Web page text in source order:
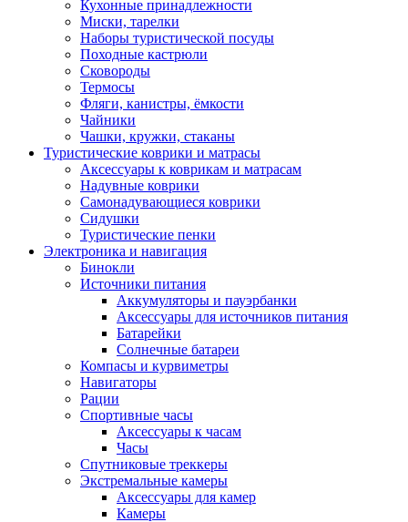
Кухонные принадлежности
Миски, тарелки
Наборы туристической посуды
Походные кастрюли
Сковороды
Термосы
Фляги, канистры, ёмкости
Чайники
Чашки, кружки, стаканы
Туристические коврики и матрасы
Аксессуары к коврикам и матрасам
Надувные коврики
Самонадувающиеся коврики
Сидушки
Туристические пенки
Электроника и навигация
Бинокли
Источники питания
Аккумуляторы и пауэрбанки
Аксессуары для источников питания
Батарейки
Солнечные батареи
Компасы и курвиметры
Навигаторы
Рации
Спортивные часы
Аксессуары к часам
Часы
Спутниковые треккеры
Экстремальные камеры
Аксессуары для камер
Камеры